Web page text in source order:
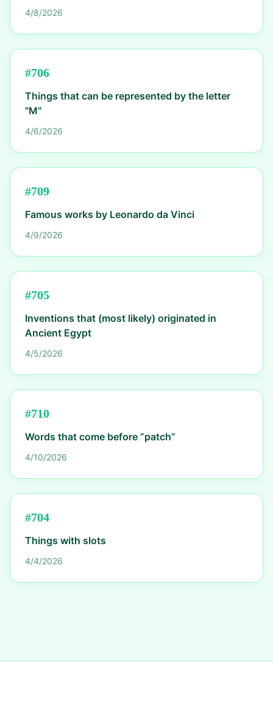
4/8/2026
#706
Things that can be represented by the letter
"M"
4/6/2026
#709
Famous works by Leonardo da Vinci
4/9/2026
#705
Inventions that (most likely) originated in
Ancient Egypt
4/5/2026
#710
Words that come before “patch”
4/10/2026
#704
Things with slots
4/4/2026